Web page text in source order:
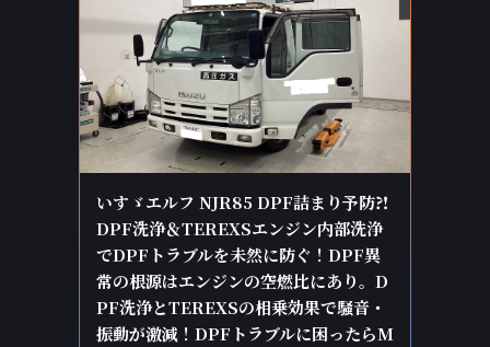
いすゞエルフ NJR85 DPF詰まり予防⁈
DPF洗浄＆TEREXSエンジン内部洗浄
でDPFトラブルを未然に防ぐ！DPF異
常の根源はエンジンの空燃比にあり。D
PF洗浄とTEREXSの相乗効果で騒音・
振動が激減！DPFトラブルに困ったらM